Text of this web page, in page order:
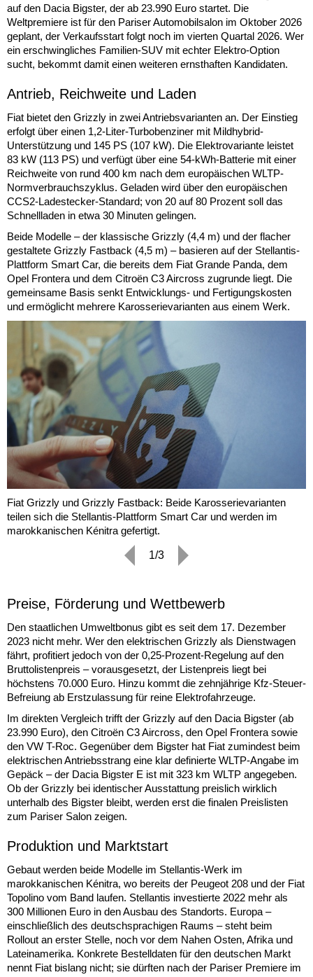
auf den Dacia Bigster, der ab 23.990 Euro startet. Die
Weltpremiere ist für den Pariser Automobilsalon im Oktober 2026
geplant, der Verkaufsstart folgt noch im vierten Quartal 2026. Wer
ein erschwingliches Familien-SUV mit echter Elektro-Option
sucht, bekommt damit einen weiteren ernsthaften Kandidaten.
Antrieb, Reichweite und Laden
Fiat bietet den Grizzly in zwei Antriebsvarianten an. Der Einstieg
erfolgt über einen 1,2-Liter-Turbobenziner mit Mildhybrid-
Unterstützung und 145 PS (107 kW). Die Elektrovariante leistet
83 kW (113 PS) und verfügt über eine 54-kWh-Batterie mit einer
Reichweite von rund 400 km nach dem europäischen WLTP-
Normverbrauchszyklus. Geladen wird über den europäischen
CCS2-Ladestecker-Standard; von 20 auf 80 Prozent soll das
Schnellladen in etwa 30 Minuten gelingen.
Beide Modelle – der klassische Grizzly (4,4 m) und der flacher
gestaltete Grizzly Fastback (4,5 m) – basieren auf der Stellantis-
Plattform Smart Car, die bereits dem Fiat Grande Panda, dem
Opel Frontera und dem Citroën C3 Aircross zugrunde liegt. Die
gemeinsame Basis senkt Entwicklungs- und Fertigungskosten
und ermöglicht mehrere Karosserievarianten aus einem Werk.
Fiat Grizzly und Grizzly Fastback: Beide Karosserievarianten
teilen sich die Stellantis-Plattform Smart Car und werden im
marokkanischen Kénitra gefertigt.
1/3
Preise, Förderung und Wettbewerb
Den staatlichen Umweltbonus gibt es seit dem 17. Dezember
2023 nicht mehr. Wer den elektrischen Grizzly als Dienstwagen
fährt, profitiert jedoch von der 0,25-Prozent-Regelung auf den
Bruttolistenpreis – vorausgesetzt, der Listenpreis liegt bei
höchstens 70.000 Euro. Hinzu kommt die zehnjährige Kfz-Steuer-
Befreiung ab Erstzulassung für reine Elektrofahrzeuge.
Im direkten Vergleich trifft der Grizzly auf den Dacia Bigster (ab
23.990 Euro), den Citroën C3 Aircross, den Opel Frontera sowie
den VW T-Roc. Gegenüber dem Bigster hat Fiat zumindest beim
elektrischen Antriebsstrang eine klar definierte WLTP-Angabe im
Gepäck – der Dacia Bigster E ist mit 323 km WLTP angegeben.
Ob der Grizzly bei identischer Ausstattung preislich wirklich
unterhalb des Bigster bleibt, werden erst die finalen Preislisten
zum Pariser Salon zeigen.
Produktion und Marktstart
Gebaut werden beide Modelle im Stellantis-Werk im
marokkanischen Kénitra, wo bereits der Peugeot 208 und der Fiat
Topolino vom Band laufen. Stellantis investierte 2022 mehr als
300 Millionen Euro in den Ausbau des Standorts. Europa –
einschließlich des deutschsprachigen Raums – steht beim
Rollout an erster Stelle, noch vor dem Nahen Osten, Afrika und
Lateinamerika. Konkrete Bestelldaten für den deutschen Markt
nennt Fiat bislang nicht; sie dürften nach der Pariser Premiere im